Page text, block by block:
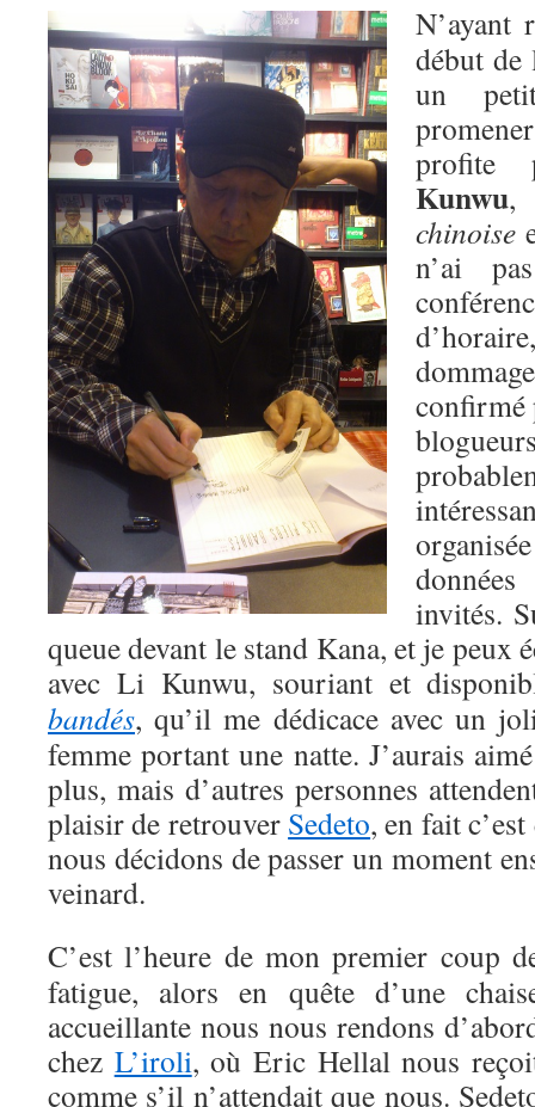
N’ayant
début de
un
profite
Kunwu,
chinoise
n’ai
confirmé
invités.
queue devant le stand Kana, et je peux
avec Li Kunwu, souriant et
bandés, qu’il me dédicace avec un
femme portant une natte. J’aurais
plus, mais d’autres personnes
plaisir de retrouver Sedeto, en fait
nous décidons de passer un moment
veinard.
C’est l’heure de mon premier coup
fatigue, alors en quête d’une
accueillante nous nous rendons
chez L’iroli, où Eric Hellal nous
comme s’il n’attendait que nous.